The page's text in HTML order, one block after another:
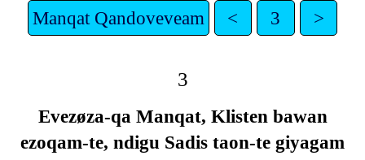
Manqat Qandoveveam < 3 >
3
Evezøza-qa Manqat, Klisten bawan
ezoqam-te, ndigu Sadis taon-te giyagam